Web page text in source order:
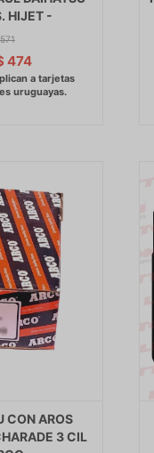
HIJET -
571
474
CON AROS
3 CIL